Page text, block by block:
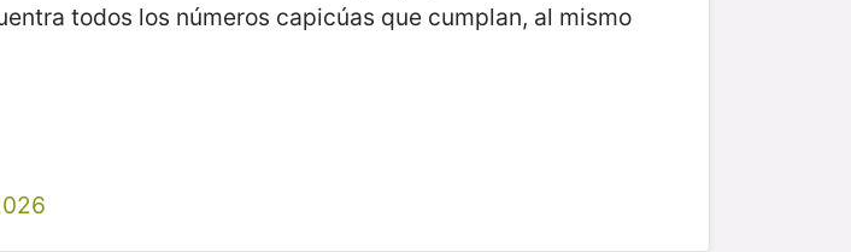
todos los números capicúas que cumplan, al mismo